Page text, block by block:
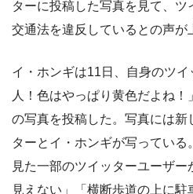
ターに投稿した写真を見て、
交通法を違反しているとの声が
イ・ホンギは11日、自身のツ
人！色はやっぱり黄色だよね
の写真を投稿した。写真には新
ターとイ・ホンギが写ってい
見た一部のツイッターユーザ
見えない」「横断歩道の上に駐